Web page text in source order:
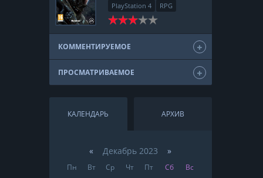
PlayStation 4 RPG
КОММЕНТИРУЕМОЕ
ПРОСМАТРИВАЕМОЕ
КАЛЕНДАРЬ АРХИВ
« Декабрь 2023 »
Пн Вт Ср Чт Пт Сб
Вс